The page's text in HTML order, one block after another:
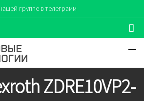
группе в телеграмм
ZDRE10VP2-